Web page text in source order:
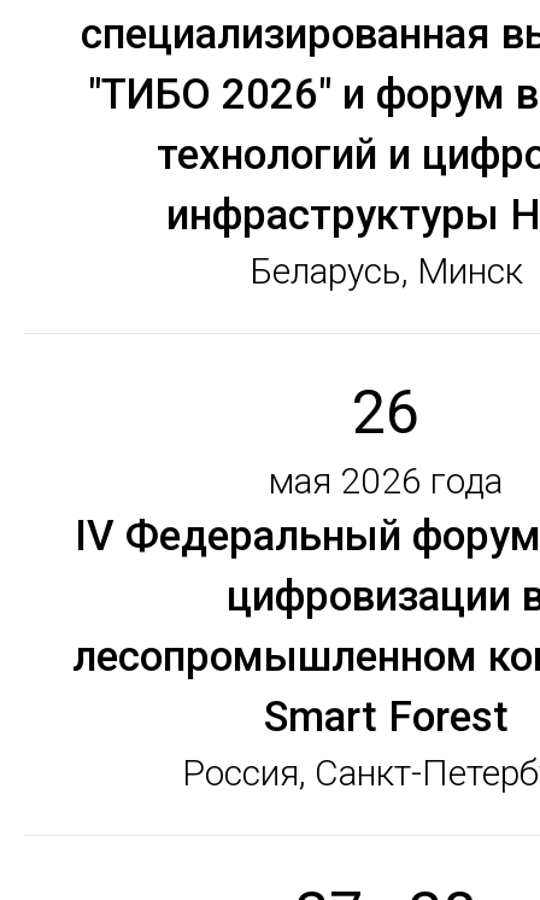
специализированная
"ТИБО 2026" и форум
технологий и
инфраструктуры
Беларусь, Минск
26
мая 2026 года
IV Федеральный
цифровизации
лесопромышленном
Smart Forest
Россия, Санкт-